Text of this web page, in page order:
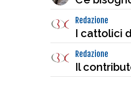
Redazione
I cattolici
Redazione
Il